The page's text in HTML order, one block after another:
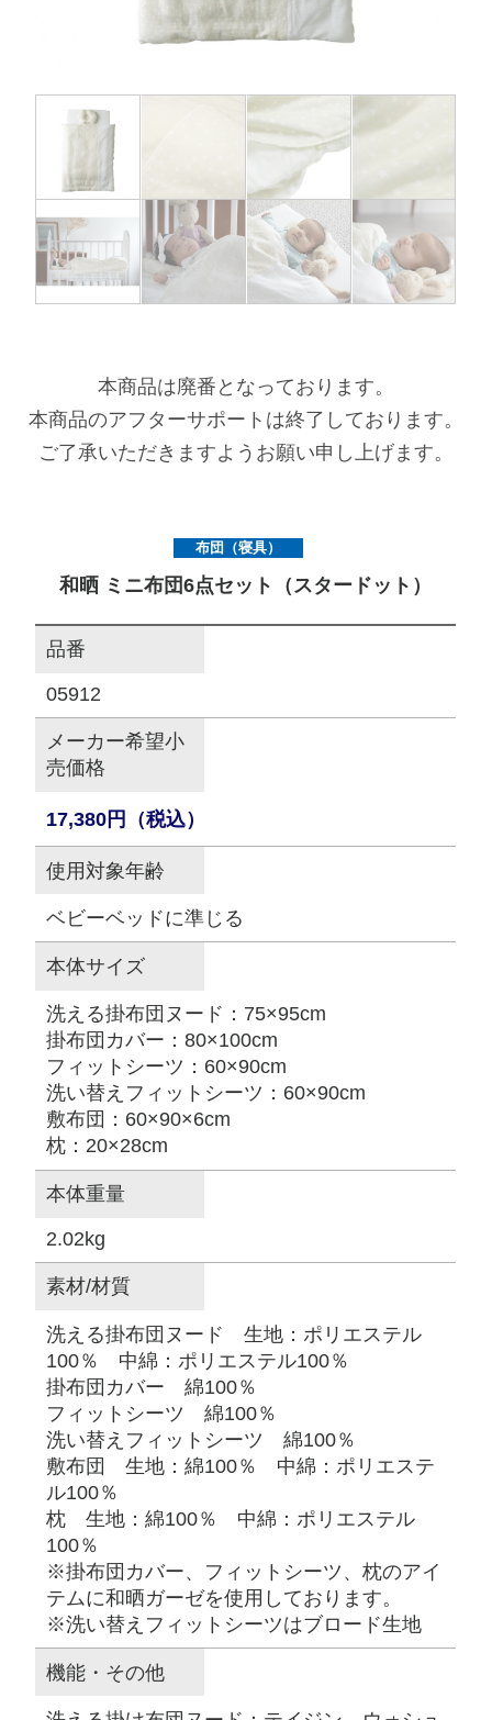
ママコラボ
このサイトについて
プライバシーポリシー
サイトマップ
オフィシャルInstagram
本商品は廃番となっております。
本商品のアフターサポートは終了しております。
ご了承いただきますようお願い申し上げます。
布団（寝具）
和晒 ミニ布団6点セット（スタードット）
品番
05912
メーカー希望小
売価格
17,380円（税込）
使用対象年齢
ベビーベッドに準じる
本体サイズ
洗える掛布団ヌード：75×95cm
掛布団カバー：80×100cm
フィットシーツ：60×90cm
洗い替えフィットシーツ：60×90cm
敷布団：60×90×6cm
枕：20×28cm
本体重量
2.02kg
素材/材質
洗える掛布団ヌード 生地：ポリエステル
100％ 中綿：ポリエステル100％
掛布団カバー 綿100％
フィットシーツ 綿100％
洗い替えフィットシーツ 綿100％
敷布団 生地：綿100％ 中綿：ポリエステ
ル100％
枕 生地：綿100％ 中綿：ポリエステル
100％
※掛布団カバー、フィットシーツ、枕のアイ
テムに和晒ガーゼを使用しております。
※洗い替えフィットシーツはブロード生地
機能・その他